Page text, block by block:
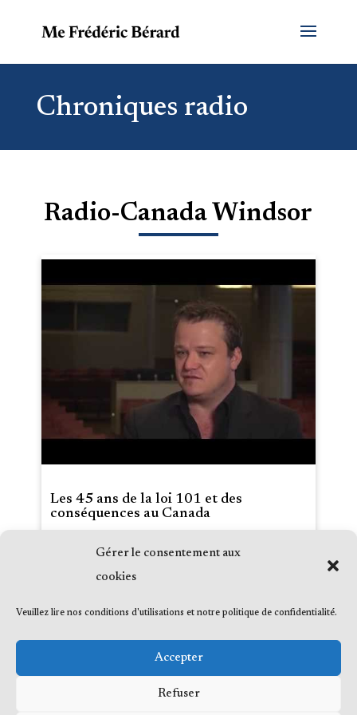
Gérer le consentement aux
cookies
Veuillez lire nos conditions d'utilisations et notre politique de confidentialité.
Accepter
Refuser
Chroniques radio
Radio-Canada Windsor
Les 45 ans de la loi 101 et des
conséquences au Canada
2022-08-26
Média :Radio-Canada Windsor
Charles Lévesque